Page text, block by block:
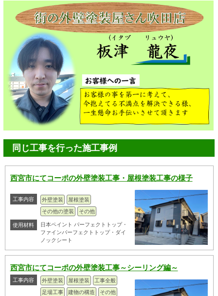
同じ工事を行った施工事例
西宮市にてコーポの外壁塗装工事・屋根塗装工事の様子
工事内容 外壁塗装
屋根塗装
その他の塗装
その他
使用材料
日本ペイント パーフェクトトップ・
ファインパーフェクトトップ・ダイ
ノックシート
西宮市にてコーポの外壁塗装工事～シーリング編～
工事内容 外壁塗装 屋根塗装
工事全般
足場工事
建物の構造
その他